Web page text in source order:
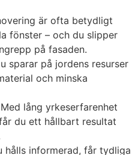
är ofta betydligt
fönster – och du slipper
på fasaden.
sparar på jordens resurser
och minska
Med lång yrkeserfarenhet
du ett hållbart resultat
hålls informerad, får tydliga